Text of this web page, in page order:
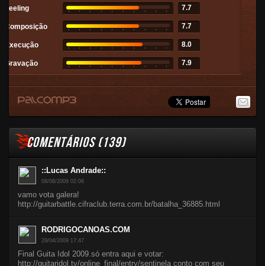
Feeling 7.7
Composição 7.7
Execução 8.0
Gravação 7.9
COMENTÁRIOS (139)
::Lucas Andrade::
08/08/2009 02:06
vamo vota galera!
http://guitarbattle.cifraclub.terra.com.br/batalha_36885.html
RODRIGOCANOAS.COM
29/04/2009 17:47
Final Guita Idol 2009.só entra aqui e votar:
http://guitaridol.tv/online_final/entry/sentinela conto com seu